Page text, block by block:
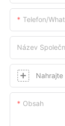
Telefon/
Název
Obsah